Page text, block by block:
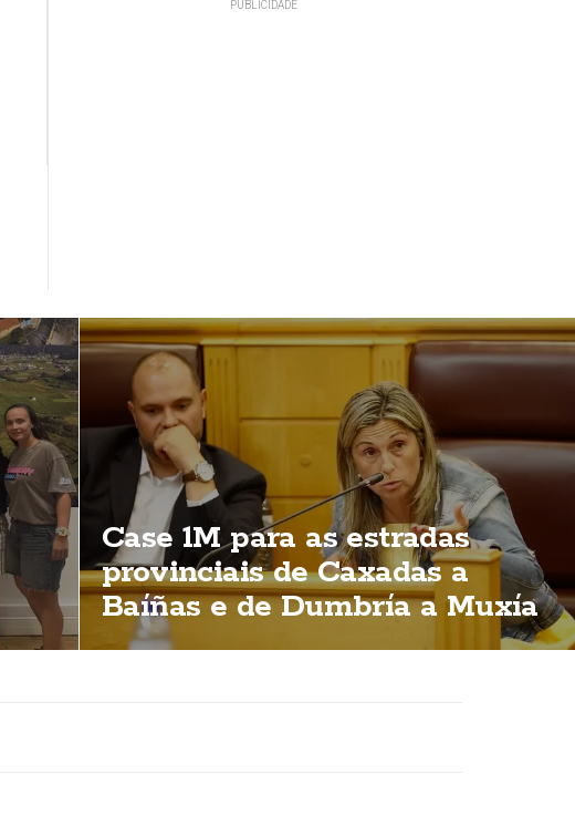
Case 1M para as estradas
provinciais de Caxadas a
Baíñas e de Dumbría a Muxía